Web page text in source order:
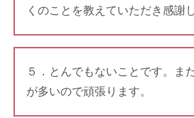
くのことを教えていただき感謝
５．とんでもないことです。ま
が多いので頑張ります。